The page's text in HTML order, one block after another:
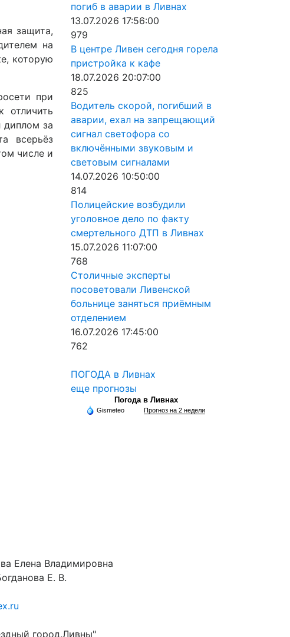
защита,
на
которую
при
отличить
диплом за
всерьёз
числе и
погиб в аварии в Ливнах
13.07.2026 17:56:00
979
В центре Ливен сегодня горела
пристройка к кафе
18.07.2026 20:07:00
825
Водитель скорой, погибший в
аварии, ехал на запрещающий
сигнал светофора со
включёнными звуковым и
световым сигналами
14.07.2026 10:50:00
814
Полицейские возбудили
уголовное дело по факту
смертельного ДТП в Ливнах
15.07.2026 11:07:00
768
Столичные эксперты
посоветовали Ливенской
больнице заняться приёмным
отделением
16.07.2026 17:45:00
762
ПОГОДА в Ливнах
еще прогнозы
Погода в Ливнах
Gismeteo Прогноз на 2 недели
Елена Владимировна
Е. В.
город.Ливны"